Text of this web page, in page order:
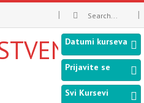
Datumi kurseva
Prijavite se
Svi Kursevi